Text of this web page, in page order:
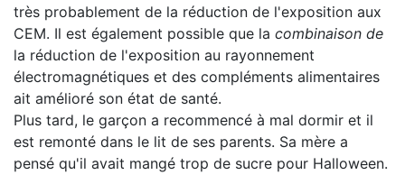
très probablement de la réduction de l'exposition aux
CEM. Il est également possible que la combinaison de
la réduction de l'exposition au rayonnement
électromagnétiques et des compléments alimentaires
ait amélioré son état de santé.
Plus tard, le garçon a recommencé à mal dormir et il
est remonté dans le lit de ses parents. Sa mère a
pensé qu'il avait mangé trop de sucre pour Halloween.